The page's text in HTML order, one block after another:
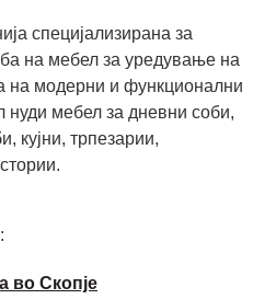
специјализирана за
на мебел за уредување на
на модерни и функционални
мебел за дневни соби,
кујни, трпезарии,
во Скопје